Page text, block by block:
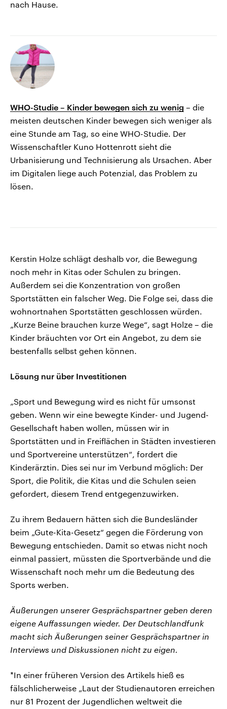
nach Hause.
WHO-Studie – Kinder bewegen sich zu wenig – die
meisten deutschen Kinder bewegen sich weniger als
eine Stunde am Tag, so eine WHO-Studie. Der
Wissenschaftler Kuno Hottenrott sieht die
Urbanisierung und Technisierung als Ursachen. Aber
im Digitalen liege auch Potenzial, das Problem zu
lösen.
Kerstin Holze schlägt deshalb vor, die Bewegung
noch mehr in Kitas oder Schulen zu bringen.
Außerdem sei die Konzentration von großen
Sportstätten ein falscher Weg. Die Folge sei, dass die
wohnortnahen Sportstätten geschlossen würden.
„Kurze Beine brauchen kurze Wege“, sagt Holze – die
Kinder bräuchten vor Ort ein Angebot, zu dem sie
bestenfalls selbst gehen können.
Lösung nur über Investitionen
„Sport und Bewegung wird es nicht für umsonst
geben. Wenn wir eine bewegte Kinder- und Jugend-
Gesellschaft haben wollen, müssen wir in
Sportstätten und in Freiflächen in Städten investieren
und Sportvereine unterstützen“, fordert die
Kinderärztin. Dies sei nur im Verbund möglich: Der
Sport, die Politik, die Kitas und die Schulen seien
gefordert, diesem Trend entgegenzuwirken.
Zu ihrem Bedauern hätten sich die Bundesländer
beim „Gute-Kita-Gesetz“ gegen die Förderung von
Bewegung entschieden. Damit so etwas nicht noch
einmal passiert, müssten die Sportverbände und die
Wissenschaft noch mehr um die Bedeutung des
Sports werben.
Äußerungen unserer Gesprächspartner geben deren
eigene Auffassungen wieder. Der Deutschlandfunk
macht sich Äußerungen seiner Gesprächspartner in
Interviews und Diskussionen nicht zu eigen.
*In einer früheren Version des Artikels hieß es
fälschlicherweise „Laut der Studienautoren erreichen
nur 81 Prozent der Jugendlichen weltweit die